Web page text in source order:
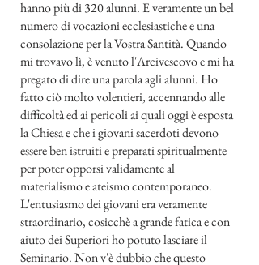
hanno più di 320 alunni. E veramente un bel
numero di vocazioni ecclesiastiche e una
consolazione per la Vostra Santità. Quando
mi trovavo lì, è venuto l'Arcivescovo e mi ha
pregato di dire una parola agli alunni. Ho
fatto ciò molto volentieri, accennando alle
difficoltà ed ai pericoli ai quali oggi è esposta
la Chiesa e che i giovani sacerdoti devono
essere ben istruiti e preparati spiritualmente
per poter opporsi validamente al
materialismo e ateismo contemporaneo.
L'entusiasmo dei giovani era veramente
straordinario, cosicchè a grande fatica e con
aiuto dei Superiori ho potuto lasciare il
Seminario. Non v'è dubbio che questo